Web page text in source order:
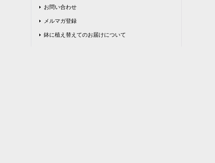
お問い合わせ
メルマガ登録
鉢に植え替えてのお届けについて